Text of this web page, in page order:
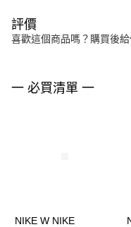
評價
喜歡這個商品嗎？購買後
一 必買清單 一
NIKE W NIKE